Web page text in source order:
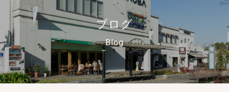
ブログ
Blog